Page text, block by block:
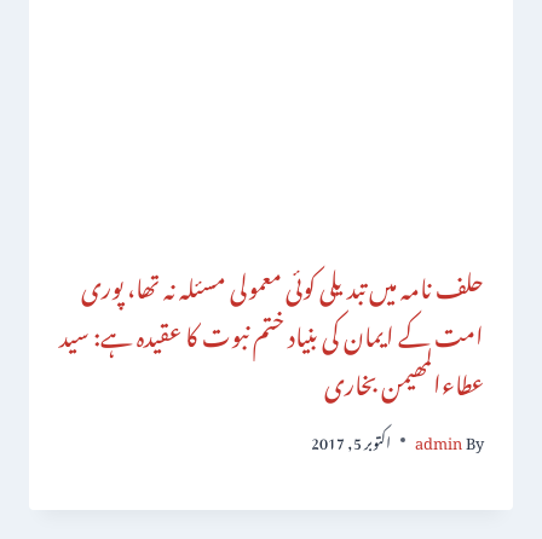
حلف نامہ میں تبدیلی کوئی معمولی مسئلہ نہ تھا، پوری
امت کے ایمان کی بنیاد ختم نبوت کا عقیدہ ہے: سید
عطاءالمھیمن بخاری
By
admin اکتوبر 5, 2017